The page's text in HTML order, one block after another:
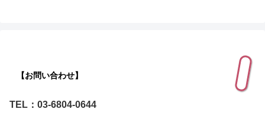
【お問い合わせ】
TEL：03-6804-0644